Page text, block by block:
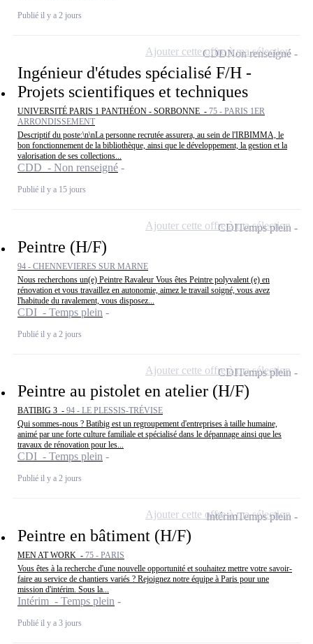
Publié il y a 2 jours
Ingénieur d'études spécialisé F/H -
Projets scientifiques et techniques
UNIVERSITÉ PARIS 1 PANTHÉON - SORBONNE - 75 - PARIS 1ER
ARRONDISSEMENT
Descriptif du poste:\n\nLa personne recrutée assurera, au sein de l'IRBIMMA, le
bon fonctionnement de la bibliothèque, ainsi que le développement, la gestion et la
valorisation de ses collections...
CDD - Non renseigné
Publié il y a 15 jours
CDDNon renseigné
Ajouter cette offre à ma sélection
Peintre (H/F)
94 - CHENNEVIERES SUR MARNE
Nous recherchons un(e) Peintre Ravaleur Vous êtes Peintre polyvalent (e) en
rénovation et vous travaillez en autonomie, aimez le travail soigné, vous avez
l'habitude du ravalement, vous disposez...
CDI - Temps plein
Publié il y a 2 jours
CDITemps plein
Ajouter cette offre à ma sélection
Peintre au pistolet en atelier (H/F)
BATIBIG 3 - 94 - LE PLESSIS-TRÉVISE
Qui sommes-nous ? Batibig est un regroupement d'entreprises à taille humaine,
animé par une forte culture familiale et spécialisé dans le dépannage ainsi que les
travaux de rénovation pour les...
CDI - Temps plein
Publié il y a 2 jours
CDITemps plein
Ajouter cette offre à ma sélection
Peintre en bâtiment (H/F)
MEN AT WORK - 75 - PARIS
Vous êtes à la recherche d'une nouvelle opportunité et souhaitez mettre votre savoir-
faire au service de chantiers variés ? Rejoignez notre équipe à Paris pour une
mission d'intérim. Sous la...
Intérim - Temps plein
Publié il y a 3 jours
IntérimTemps plein
Ajouter cette offre à ma sélection